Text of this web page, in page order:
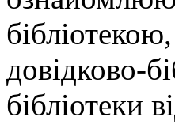
довідково-
бібліотеки